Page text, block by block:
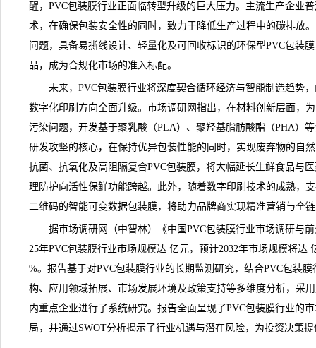
醒，PVC包装膜行业正面临转型升级的巨大压力。主流生产企业
术，在确保包装安全性的同时，致力于降低生产过程中的碳排放
问题，具备易撕线设计、轻量化及可回收标识的环保型PVC包装膜
品，成为合规化市场的准入标配。
未来，PVC包装膜行业将深度契合循环经济与智能制造趋势，
数字化印刷方向全面升级。 市场调研网 指出，在材料创新层面，
污染问题，开发基于聚乳酸（PLA）、聚羟基脂肪酸酯（PHA）
研发攻坚的核心，在保持优异包装性能的同时，实现废弃物的自
抗菌、抗氧化及高阻隔复合PVC包装膜，将大幅延长生鲜食品与
理防护向活性保鲜功能跨越。此外，随着数字印刷技术的成熟，
二维码的智能可变数据包装膜，将助力品牌商实现精准营销与全
据市场调研网（中智林）《中国PVC包装膜行业市场调研与
25年PVC包装膜行业市场规模达 亿元，预计2032年市场规模将达
%。报告基于对PVC包装膜行业的长期监测研究，结合PVC包装
构、应用领域拓展、市场发展环境及政策支持等多维度分析，采
内重点企业进行了系统研究。报告全面呈现了PVC包装膜行业的
局，并通过SWOT分析揭示了行业机遇与潜在风险，为投资决策